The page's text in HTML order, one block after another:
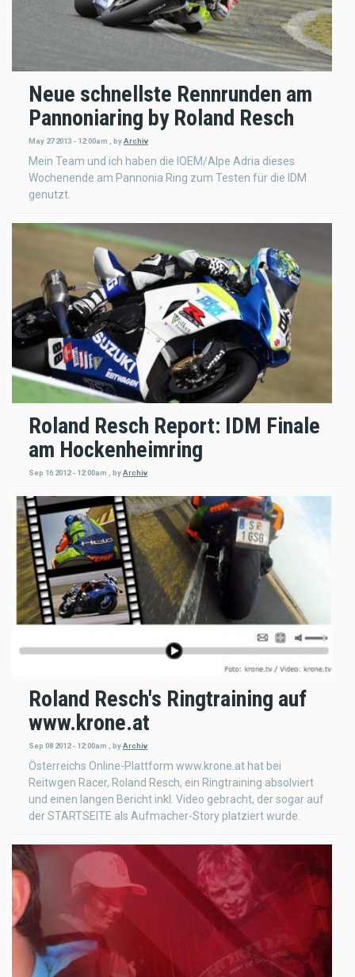
Neue schnellste Rennrunden am
Pannoniaring by Roland Resch
May 27 2013 - 12:00am byArchiv
Mein Team und ich haben die IOEM/Alpe Adria dieses
Wochenende am Pannonia Ring zum Testen für die IDM
genutzt.
Roland Resch Report: IDM Finale
am Hockenheimring
Sep 16 2012 - 12:00am byArchiv
Roland Resch's Ringtraining auf
www.krone.at
Sep 08 2012 - 12:00am , byArchiv
Österreichs Online-Plattform www.krone.at hat bei
Reitwgen Racer, Roland Resch, ein Ringtraining absolviert
und einen langen Bericht inkl. Video gebracht, der sogar auf
der STARTSEITE als Aufmacher-Story platziert wurde.